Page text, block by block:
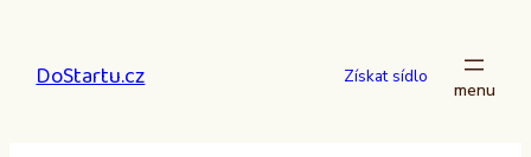
obsah
DoStartu.cz Získat sídlo